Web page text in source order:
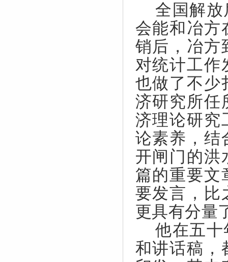
全国解
会能和冶方
销后，冶方
对统计工作
也做了不少
济研究所任
济理论研究
论素养，结
开闸门的洪
篇的重要文
要发言，比
更具有分量
他在五
和讲话稿，